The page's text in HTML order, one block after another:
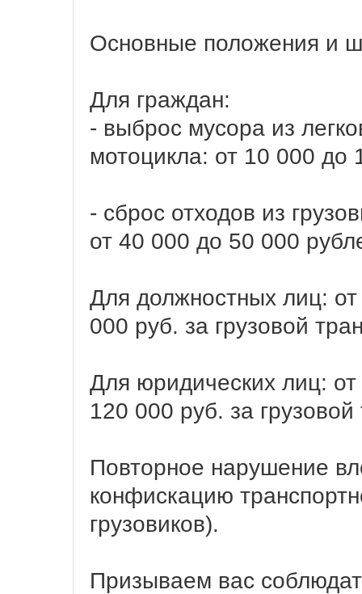
Основные положения и
Для граждан:
- выброс мусора из
мотоцикла: от 10 000 до
- сброс отходов из
от 40 000 до 50 000
Для должностных лиц:
000 руб. за грузовой
Для юридических лиц:
120 000 руб. за грузовой
Повторное нарушение
конфискацию
грузовиков).
Призываем вас